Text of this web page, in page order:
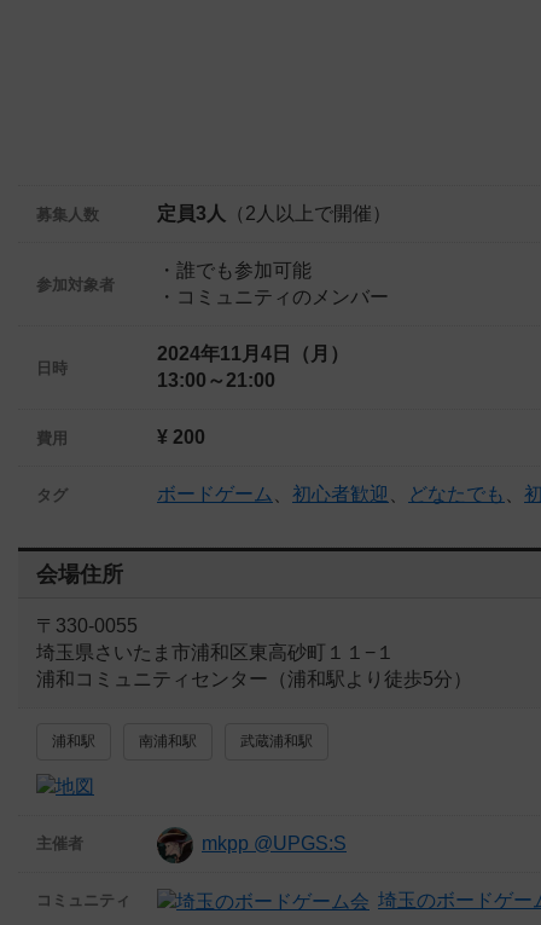
募集人数 定員3人 （2人以上で開催）
参加対象者
・誰でも参加可能
・コミュニティのメンバー
日時
2024年11月4日（月）
13:00～21:00
費用 ¥ 200
タグ ボードゲーム 初心者歓迎 どなたでも
会場住所
〒330-0055
埼玉県さいたま市浦和区東高砂町１１−１
浦和コミュニティセンター（浦和駅より徒歩5分）
浦和駅 南浦和駅 武蔵浦和駅
主催者 mkpp @UPGS:S
コミュニティ 埼玉のボードゲー